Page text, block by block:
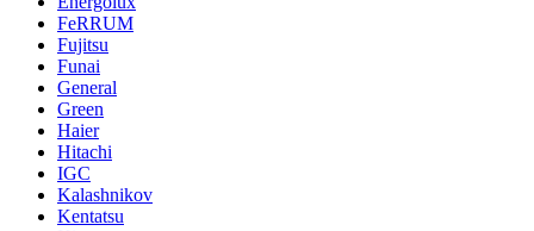
FeRRUM
Fujitsu
Funai
General
Green
Haier
Hitachi
IGC
Kalashnikov
Kentatsu